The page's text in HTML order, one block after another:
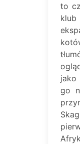
to
klub
jako
go